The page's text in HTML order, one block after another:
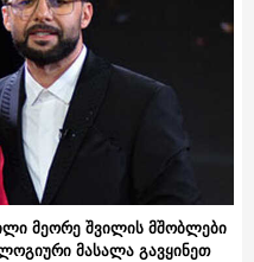
მეორე შვილის მშობლები
მასალა გავყინეთ